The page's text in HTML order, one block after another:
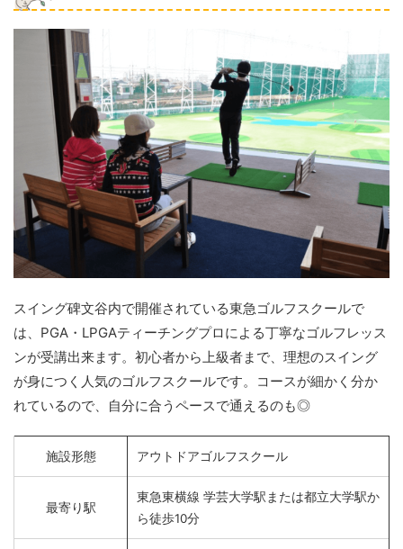
スイング碑文谷内で開催されている東急ゴルフスクールで
は、PGA・LPGAティーチングプロによる丁寧なゴルフレッス
ンが受講出来ます。初心者から上級者まで、理想のスイング
が身につく人気のゴルフスクールです。コースが細かく分か
れているので、自分に合うペースで通えるのも◎
施設形態 アウトドアゴルフスクール
最寄り駅
東急東横線 学芸大学駅または都立大学駅か
ら徒歩10分